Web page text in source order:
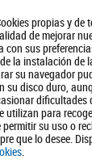
propias y de
de mejorar
sus
la instalación de
su navegador
su disco duro,
dificultades
utilizan para
su uso o
que lo desee.
.
somos Turismo